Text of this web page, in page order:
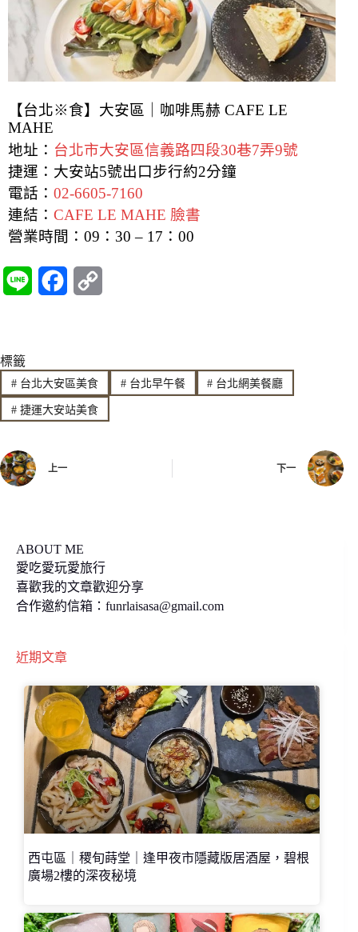
【台北※食】大安區｜咖啡馬赫 CAFE LE
MAHE
地址： 台北市大安區信義路四段30巷7弄9號
捷運：大安站5號出口步行約2分鐘
電話： 02-6605-7160
連結： CAFE LE MAHE 臉書
營業時間：09：30 – 17：00
e e
b
o
y
L
i
標籤
#台北大安區美食 #台北早午餐 # 台北網美餐廳
#捷運大安站美食
上一 下一
ABOUT ME
愛吃愛玩愛旅行
喜歡我的文章歡迎分享
合作邀約信箱： funrlaisasa@gmail.com
近期文章
西屯區｜稷旬蒔堂｜逢甲夜市隱藏版居酒屋，碧根
廣場2樓的深夜秘境